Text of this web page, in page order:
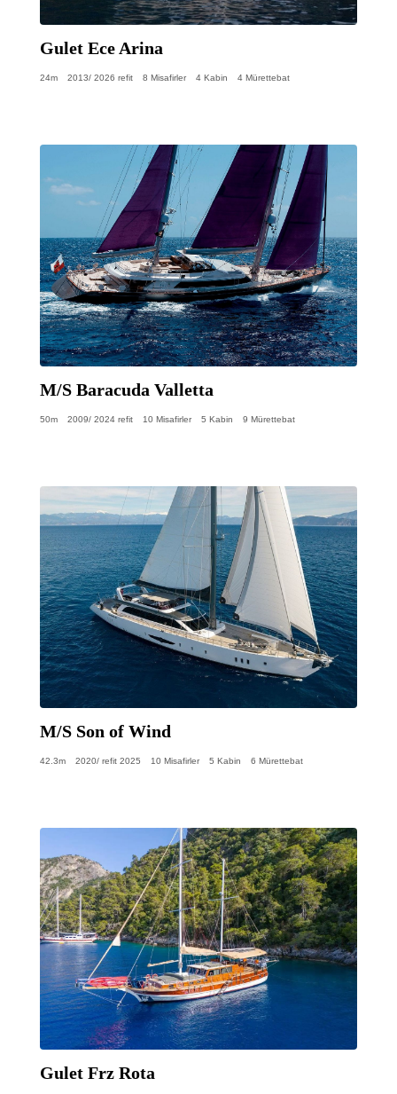
Gulet Ece Arina
24m 2013/ 2026 refit 8 Misafirler 4 Kabin 4 Mürettebat
M/S Baracuda Valletta
50m 2009/ 2024 refit 10 Misafirler 5 Kabin 9 Mürettebat
M/S Son of Wind
42.3m 2020/ refit 2025 10 Misafirler 5 Kabin 6 Mürettebat
Gulet Frz Rota